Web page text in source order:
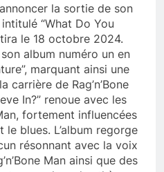
la sortie de son
“What Do You
le 18 octobre 2024.
album numéro un en
marquant ainsi une
de Rag’n’Bone
In?” renoue avec les
fortement influencées
blues. L’album regorge
résonnant avec la voix
Man ainsi que des